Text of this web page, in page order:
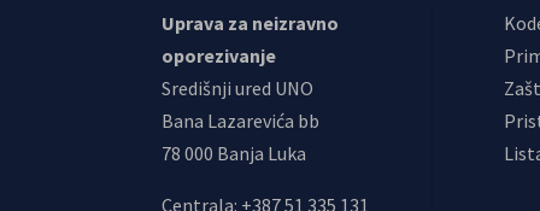
Uprava za neizravno
oporezivanje
Središnji ured UNO
Bana Lazarevića bb
78 000 Banja Luka
Centrala: +387 51 335 131